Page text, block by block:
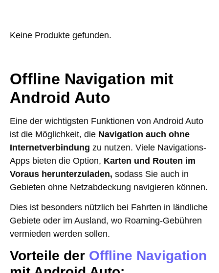
Keine Produkte gefunden.
Offline Navigation mit
Android Auto
Eine der wichtigsten Funktionen von Android Auto
ist die Möglichkeit, die Navigation auch ohne
Internetverbindung zu nutzen. Viele Navigations-
Apps bieten die Option, Karten und Routen im
Voraus herunterzuladen, sodass Sie auch in
Gebieten ohne Netzabdeckung navigieren können.
Dies ist besonders nützlich bei Fahrten in ländliche
Gebiete oder im Ausland, wo Roaming-Gebühren
vermieden werden sollen.
Vorteile der Offline Navigation